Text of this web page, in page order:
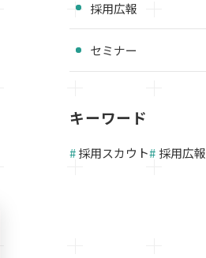
採用広報
セミナー
キーワード
採用スカウト 採用広報